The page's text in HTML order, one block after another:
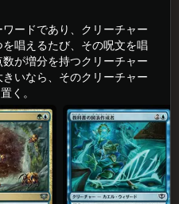
ードであり、クリーチャー
唱えるたび、その呪文を唱
が増分を持つクリーチャー
いなら、そのクリーチャー
く。
タ
)体(たい)群(ぐん)棲(せい)教(きょう)科(か)書(しょ)の図(ず)